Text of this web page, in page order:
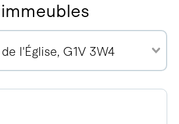
l'Église, G1V 3W4